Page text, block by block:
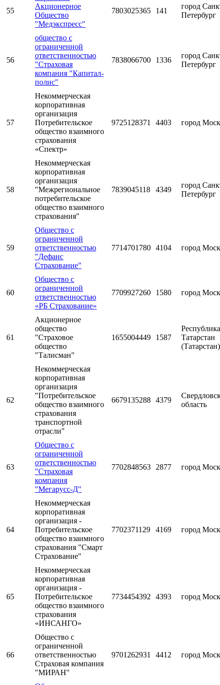
55
Акционерное
Общество
"Медэкспресс"
7803025365 141
город
Петербург
56
общество с
ограниченной
ответственностью
"Страховая
компания "Капитал-
полис"
7838066700 1336
город
Петербург
57
Некоммерческая
корпоративная
организация
Потребительское
общество взаимного
страхования
«Спектр»
9725128371 4403 город
58
Некоммерческая
корпоративная
организация
"Межрегиональное
потребительское
общество взаимного
страхования"
7839045118 4349
город
Петербург
59
Общество с
ограниченной
ответственностью
"Дефанс
Страхование"
7714701780 4104 город
60
Общество с
ограниченной
ответственностью
«РБ Страхование»
7709927260 1580 город
61
Акционерное
общество
"Страховое
общество
"Талисман"
1655004449 1587
Республика
Татарстан
(Татарстан)
62
Некоммерческая
корпоративная
организация
"Потребительское
общество взаимного
страхования
транспортной
отрасли"
6679135288 4379
область
63
Общество с
ограниченной
ответственностью
"Страховая
компания
"Мегарусс-Д"
7702848563 2877 город
64
Некоммерческая
корпоративная
организация -
Потребительское
общество взаимного
страхования "Смарт
Страхование"
7702371129 4169 город
65
Некоммерческая
корпоративная
организация -
Потребительское
общество взаимного
страхования
«ИНСАНГО»
7734454392 4393 город
66
Общество с
ограниченной
ответственностью
Страховая компания
"МИРАН"
9701262931 4412 город